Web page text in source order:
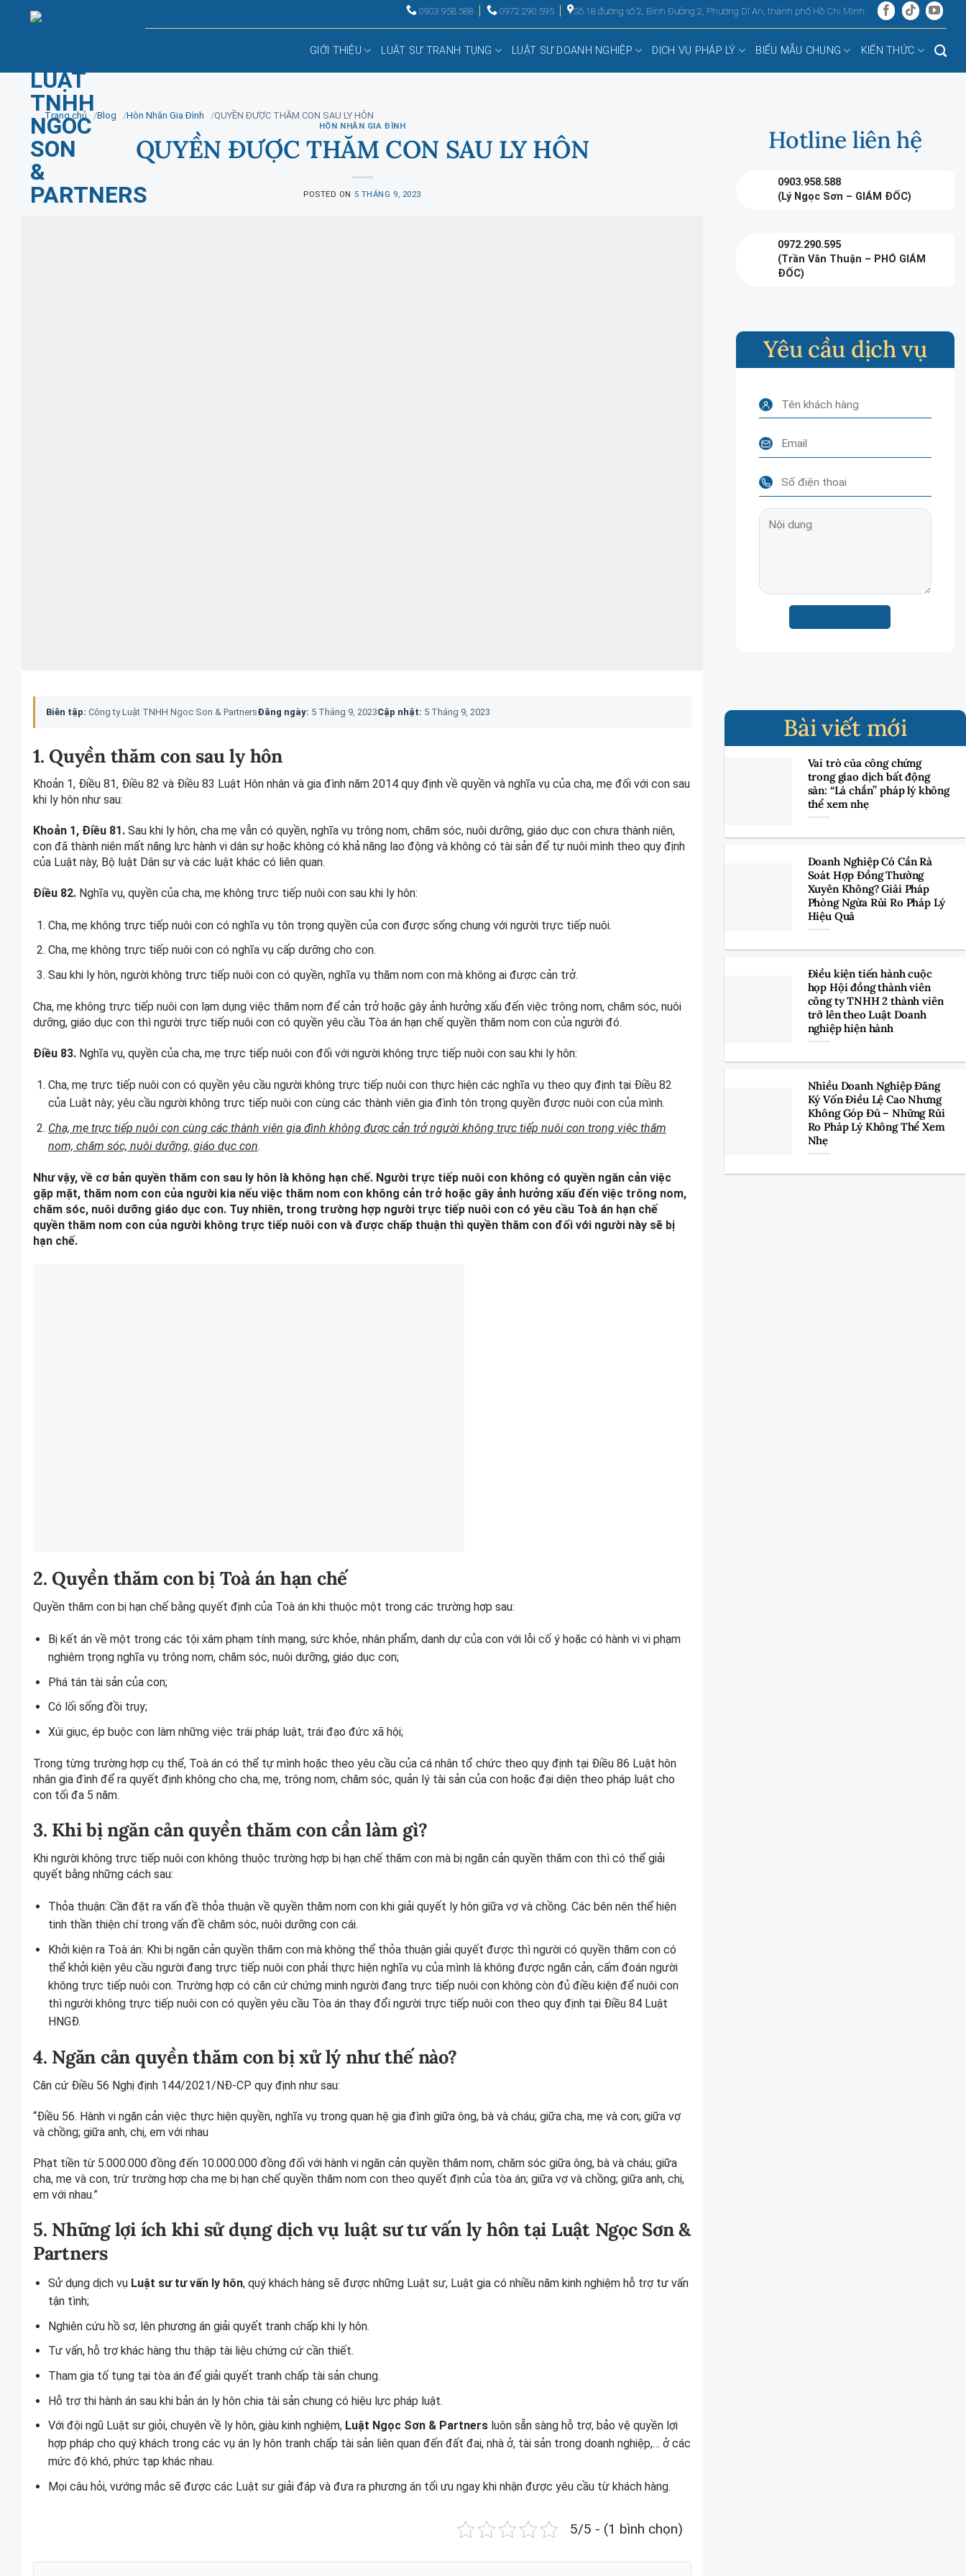
0903.958.588 0972.290.595 Số 18 đường số 2, Bình Đường 2, Phường Dĩ An, thành phố Hồ Chí Minh.
GIỚI THIỆU LUẬT SƯ TRANH TỤNG LUẬT SƯ DOANH NGHIỆP DỊCH VỤ PHÁP LÝ BIỂU MẪU CHUNG KIẾN THỨC
Trang chủ Blog Hôn Nhân Gia Đình QUYỀN ĐƯỢC THĂM CON SAU LY HÔN
HÔN NHÂN GIA ĐÌNH
QUYỀN ĐƯỢC THĂM CON SAU LY HÔN
POSTED ON 5 THÁNG 9, 2023
Biên tập: Công ty Luật TNHH Ngoc Son & PartnersĐăng ngày: 5 Tháng 9, 2023Cập nhật: 5 Tháng 9, 2023
1. Quyền thăm con sau ly hôn
Khoản 1, Điều 81, Điều 82 và Điều 83 Luật Hôn nhân và gia đình năm 2014 quy định về quyền và nghĩa vụ của cha, mẹ đối với con sau
khi ly hôn như sau:
Khoản 1, Điều 81. Sau khi ly hôn, cha mẹ vẫn có quyền, nghĩa vụ trông nom, chăm sóc, nuôi dưỡng, giáo dục con chưa thành niên,
con đã thành niên mất năng lực hành vi dân sự hoặc không có khả năng lao động và không có tài sản để tự nuôi mình theo quy định
của Luật này, Bộ luật Dân sự và các luật khác có liên quan.
Điều 82. Nghĩa vụ, quyền của cha, mẹ không trực tiếp nuôi con sau khi ly hôn:
Cha, mẹ không trực tiếp nuôi con có nghĩa vụ tôn trọng quyền của con được sống chung với người trực tiếp nuôi.
Cha, mẹ không trực tiếp nuôi con có nghĩa vụ cấp dưỡng cho con.
Sau khi ly hôn, người không trực tiếp nuôi con có quyền, nghĩa vụ thăm nom con mà không ai được cản trở.
Cha, mẹ không trực tiếp nuôi con lạm dụng việc thăm nom để cản trở hoặc gây ảnh hưởng xấu đến việc trông nom, chăm sóc, nuôi
dưỡng, giáo dục con thì người trực tiếp nuôi con có quyền yêu cầu Tòa án hạn chế quyền thăm nom con của người đó.
Điều 83. Nghĩa vụ, quyền của cha, mẹ trực tiếp nuôi con đối với người không trực tiếp nuôi con sau khi ly hôn:
Cha, mẹ trực tiếp nuôi con có quyền yêu cầu người không trực tiếp nuôi con thực hiện các nghĩa vụ theo quy định tại Điều 82
của Luật này; yêu cầu người không trực tiếp nuôi con cùng các thành viên gia đình tôn trọng quyền được nuôi con của mình.
Cha, mẹ trực tiếp nuôi con cùng các thành viên gia đình không được cản trở người không trực tiếp nuôi con trong việc thăm
nom, chăm sóc, nuôi dưỡng, giáo dục con.
Như vậy, về cơ bản quyền thăm con sau ly hôn là không hạn chế. Người trực tiếp nuôi con không có quyền ngăn cản việc
gặp mặt, thăm nom con của người kia nếu việc thăm nom con không cản trở hoặc gây ảnh hưởng xấu đến việc trông nom,
chăm sóc, nuôi dưỡng giáo dục con. Tuy nhiên, trong trường hợp người trực tiếp nuôi con có yêu cầu Toà án hạn chế
quyền thăm nom con của người không trực tiếp nuôi con và được chấp thuận thì quyền thăm con đối với người này sẽ bị
hạn chế.
2. Quyền thăm con bị Toà án hạn chế
Quyền thăm con bị hạn chế bằng quyết định của Toà án khi thuộc một trong các trường hợp sau:
Bị kết án về một trong các tội xâm phạm tính mạng, sức khỏe, nhân phẩm, danh dự của con với lỗi cố ý hoặc có hành vi vi phạm
nghiêm trọng nghĩa vụ trông nom, chăm sóc, nuôi dưỡng, giáo dục con;
Phá tán tài sản của con;
Có lối sống đồi trụy;
Xúi giục, ép buộc con làm những việc trái pháp luật, trái đạo đức xã hội;
Trong từng trường hợp cụ thể, Toà án có thể tự mình hoặc theo yêu cầu của cá nhân tổ chức theo quy định tại Điều 86 Luật hôn
nhân gia đình để ra quyết định không cho cha, mẹ, trông nom, chăm sóc, quản lý tài sản của con hoặc đại diện theo pháp luật cho
con tối đa 5 năm.
3. Khi bị ngăn cản quyền thăm con cần làm gì?
Khi người không trực tiếp nuôi con không thuộc trường hợp bị hạn chế thăm con mà bị ngăn cản quyền thăm con thì có thể giải
quyết bằng những cách sau:
Thỏa thuận: Cần đặt ra vấn đề thỏa thuận về quyền thăm nom con khi giải quyết ly hôn giữa vợ và chồng. Các bên nên thể hiện
tinh thần thiện chí trong vấn đề chăm sóc, nuôi dưỡng con cái.
Khởi kiện ra Toà án: Khi bị ngăn cản quyền thăm con mà không thể thỏa thuận giải quyết được thì người có quyền thăm con có
thể khởi kiện yêu cầu người đang trực tiếp nuôi con phải thực hiện nghĩa vụ của mình là không được ngăn cản, cấm đoán người
không trực tiếp nuôi con. Trường hợp có căn cứ chứng minh người đang trực tiếp nuôi con không còn đủ điều kiện để nuôi con
thì người không trực tiếp nuôi con có quyền yêu cầu Tòa án thay đổi người trực tiếp nuôi con theo quy định tại Điều 84 Luật
HNGĐ.
4. Ngăn cản quyền thăm con bị xử lý như thế nào?
Căn cứ Điều 56 Nghị định 144/2021/NĐ-CP quy định như sau:
“Điều 56. Hành vi ngăn cản việc thực hiện quyền, nghĩa vụ trong quan hệ gia đình giữa ông, bà và cháu; giữa cha, mẹ và con; giữa vợ
và chồng; giữa anh, chị, em với nhau
Phạt tiền từ 5.000.000 đồng đến 10.000.000 đồng đối với hành vi ngăn cản quyền thăm nom, chăm sóc giữa ông, bà và cháu; giữa
cha, mẹ và con, trừ trường hợp cha mẹ bị hạn chế quyền thăm nom con theo quyết định của tòa án; giữa vợ và chồng; giữa anh, chị,
em với nhau.”
5. Những lợi ích khi sử dụng dịch vụ luật sư tư vấn ly hôn tại Luật Ngọc Sơn &
Partners
Sử dụng dịch vụ Luật sư tư vấn ly hôn, quý khách hàng sẽ được những Luật sư, Luật gia có nhiều năm kinh nghiệm hỗ trợ tư vấn
tận tình;
Nghiên cứu hồ sơ, lên phương án giải quyết tranh chấp khi ly hôn.
Tư vấn, hỗ trợ khác hàng thu thập tài liệu chứng cứ cần thiết.
Tham gia tố tụng tại tòa án để giải quyết tranh chấp tài sản chung.
Hỗ trợ thi hành án sau khi bản án ly hôn chia tài sản chung có hiệu lực pháp luật.
Với đội ngũ Luật sư giỏi, chuyên về ly hôn, giàu kinh nghiệm, Luật Ngọc Sơn & Partnersluôn sẵn sàng hỗ trợ, bảo vệ quyền lợi
hợp pháp cho quý khách trong các vụ án ly hôn tranh chấp tài sản liên quan đến đất đai, nhà ở, tài sản trong doanh nghiệp,… ở các
mức độ khó, phức tạp khác nhau.
Mọi câu hỏi, vướng mắc sẽ được các Luật sư giải đáp và đưa ra phương án tối ưu ngay khi nhận được yêu cầu từ khách hàng.
5/5 - (1 bình chọn)
Hotline liên hệ
0903.958.588
(Lý Ngọc Sơn – GIÁM ĐỐC)
0972.290.595
(Trần Văn Thuận – PHÓ GIÁM
ĐỐC)
Yêu cầu dịch vụ
Bài viết mới
Vai trò của công chứng
trong giao dịch bất động
sản: “Lá chắn” pháp lý không
thể xem nhẹ
Doanh Nghiệp Có Cần Rà
Soát Hợp Đồng Thường
Xuyên Không? Giải Pháp
Phòng Ngừa Rủi Ro Pháp Lý
Hiệu Quả
Điều kiện tiến hành cuộc
họp Hội đồng thành viên
công ty TNHH 2 thành viên
trở lên theo Luật Doanh
nghiệp hiện hành
Nhiều Doanh Nghiệp Đăng
Ký Vốn Điều Lệ Cao Nhưng
Không Góp Đủ – Những Rủi
Ro Pháp Lý Không Thể Xem
Nhẹ